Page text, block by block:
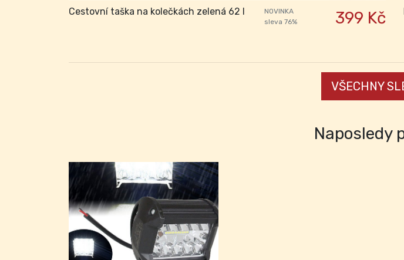
Cestovní taška na kolečkách zelená 62 l
NOVINKA
sleva 76%
399 Kč
VŠECHNY
Naposledy